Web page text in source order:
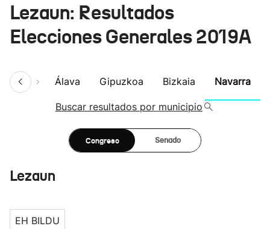
Lezaun: Resultados
Elecciones Generales 2019A
Álava Gipuzkoa Bizkaia Navarra
Buscar resultados por municipio
Congreso Senado
Lezaun
EH BILDU